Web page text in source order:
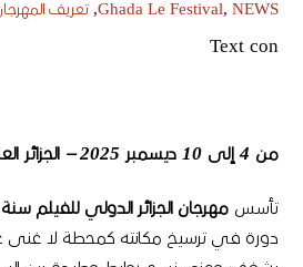
Ghada Le Festival, NEWS
,تعريف
Text con
من إلى 10 ديسمبر الجزائر
تأسسمهرجان الجزائر الدولي للفيلم سنة
دورة في ترسيخ مكانته كمحطة لا غنى